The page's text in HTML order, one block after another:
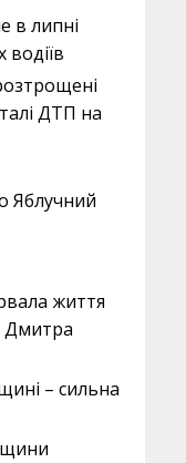
в липні
ДТП на
Яблучний
життя
Дмитра
– сильна